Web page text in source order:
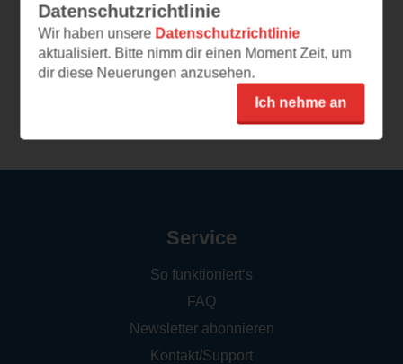
Dr. Gabby Wild rettet Tiere
350)
Print
Datenschutzrichtlinie
Wir haben unsere Datenschutzrichtlinie
aktualisiert. Bitte nimm dir einen Moment Zeit, um
dir diese Neuerungen anzusehen.
Ich nehme an
Service
So funktioniert‘s
FAQ
Newsletter abonnieren
Kontakt/Support